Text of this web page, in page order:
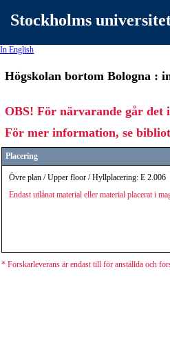
Stockholms
In English
Högskolan bortom Bologna :
OBS! För närvarande går det
För mer information, se
Placering
Övre plan / Upper floor / Hyllplacering: E 2.006
Endast utlånat material eller material placerat i
* Forskarleverans är endast till för anställda och